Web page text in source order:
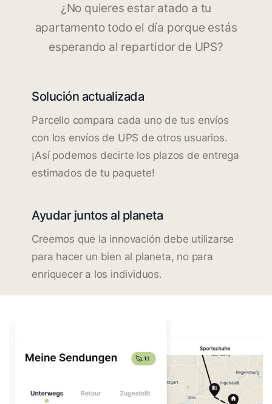
¿No quieres estar atado a tu
apartamento todo el día porque estás
esperando al repartidor de UPS?
Solución actualizada
Parcello compara cada uno de tus envíos
con los envíos de UPS de otros usuarios.
¡Así podemos decirte los plazos de entrega
estimados de tu paquete!
Ayudar juntos al planeta
Creemos que la innovación debe utilizarse
para hacer un bien al planeta, no para
enriquecer a los individuos.